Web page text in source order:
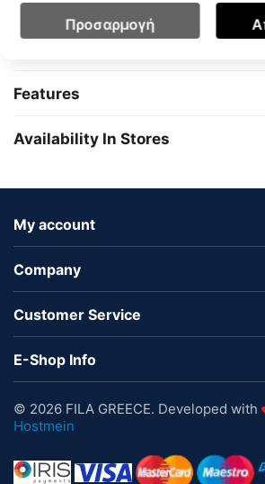
worn as underwear or as a bustier that
with shorts, leggings and uniforms, of
Features
Availability In Stores
My account
Company
Customer Service
E-Shop Info
© 2026 FILA GREECE. Developed with
Hostmein
Προσαρμογή